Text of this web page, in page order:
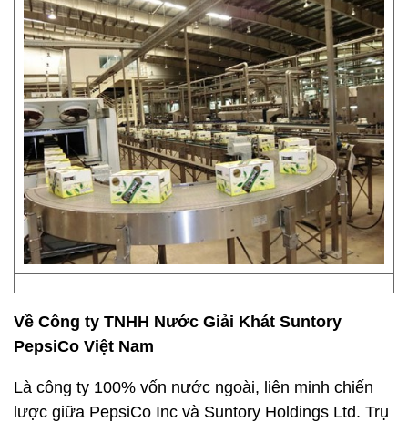
Về Công ty TNHH Nước Giải Khát Suntory
PepsiCo Việt Nam
Là công ty 100% vốn nước ngoài, liên minh chiến
lược giữa PepsiCo Inc và Suntory Holdings Ltd. Trụ